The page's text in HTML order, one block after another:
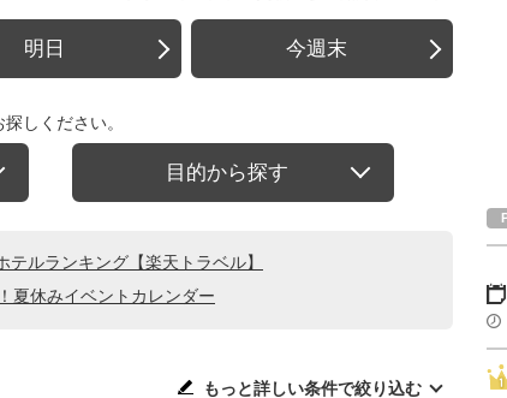
明日 今週末
しください。
目的から探す
ルランキング【楽天トラベル】
夏休みイベントカレンダー
もっと詳しい条件で絞り込む